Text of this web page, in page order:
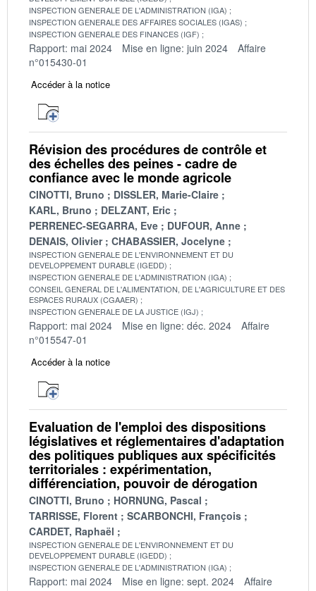
INSPECTION GENERALE DE L'ADMINISTRATION (IGA)
INSPECTION GENERALE DES AFFAIRES SOCIALES (IGAS)
INSPECTION GENERALE DES FINANCES (IGF)
Rapport: mai 2024 Mise en ligne: juin 2024
Affaire
n°015430-01
Accéder à la notice
Révision des procédures de contrôle et
des échelles des peines - cadre de
confiance avec le monde agricole
CINOTTI, Bruno
DISSLER, Marie-Claire
KARL, Bruno
DELZANT, Eric
PERRENEC-SEGARRA, Eve
DUFOUR, Anne
DENAIS, Olivier
CHABASSIER, Jocelyne
INSPECTION GENERALE DE L'ENVIRONNEMENT ET DU
DEVELOPPEMENT DURABLE (IGEDD)
INSPECTION GENERALE DE L'ADMINISTRATION (IGA)
CONSEIL GENERAL DE L'ALIMENTATION, DE L'AGRICULTURE ET DES
ESPACES RURAUX (CGAAER)
INSPECTION GENERALE DE LA JUSTICE (IGJ)
Rapport: mai 2024 Mise en ligne: déc. 2024
Affaire
n°015547-01
Accéder à la notice
Evaluation de l'emploi des dispositions
législatives et réglementaires d'adaptation
des politiques publiques aux spécificités
territoriales : expérimentation,
différenciation, pouvoir de dérogation
CINOTTI, Bruno
HORNUNG, Pascal
TARRISSE, Florent
SCARBONCHI, François
CARDET, Raphaël
INSPECTION GENERALE DE L'ENVIRONNEMENT ET DU
DEVELOPPEMENT DURABLE (IGEDD)
INSPECTION GENERALE DE L'ADMINISTRATION (IGA)
Rapport: mai 2024 Mise en ligne: sept. 2024
Affaire